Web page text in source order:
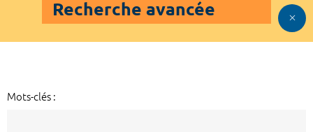
Recherche avancée
Mots-clés :